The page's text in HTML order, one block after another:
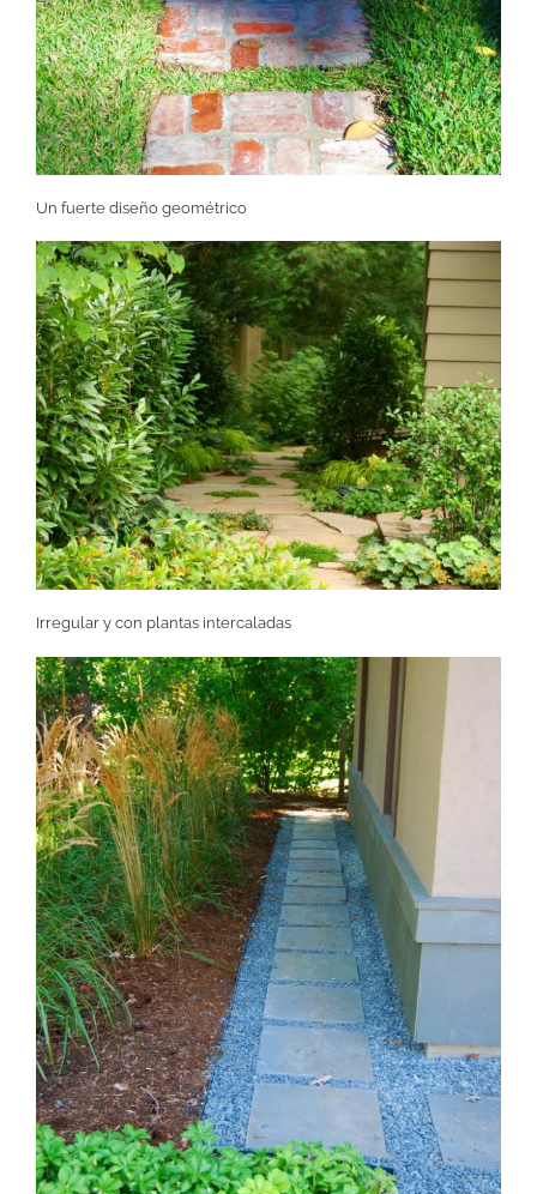
Un fuerte diseño geométrico
Irregular y con plantas intercaladas